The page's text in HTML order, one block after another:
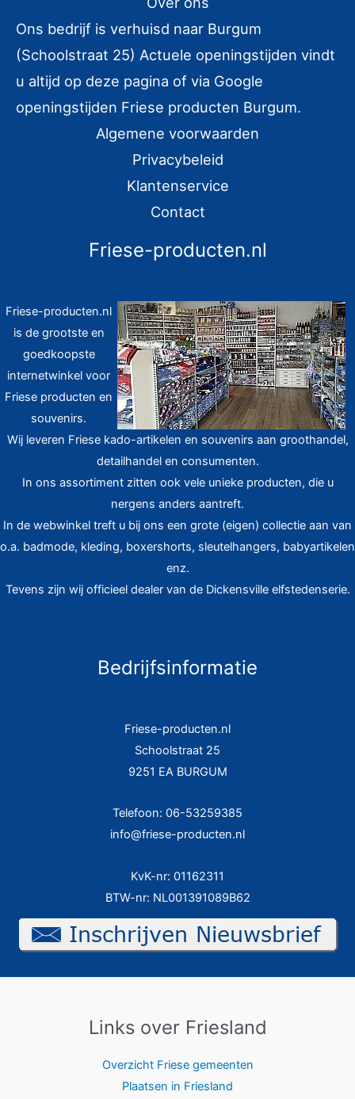
n
a
a
r
Ons bedrijf is verhuisd naar Burgum
(Schoolstraat 25) Actuele openingstijden vindt
u altijd op deze pagina of via Google
openingstijden Friese producten Burgum.
Algemene voorwaarden
Privacybeleid
Klantenservice
Contact
Friese-producten.nl
Friese-producten.nl
is de grootste en
goedkoopste
internetwinkel voor
Friese producten en
souvenirs.
Wij leveren Friese kado-artikelen en souvenirs aan groothandel,
detailhandel en consumenten.
In ons assortiment zitten ook vele unieke producten, die u
nergens anders aantreft.
In de webwinkel treft u bij ons een grote (eigen) collectie aan van
o.a. badmode, kleding, boxershorts, sleutelhangers, babyartikelen
enz.
Tevens zijn wij officieel dealer van de Dickensville elfstedenserie.
Bedrijfsinformatie
Friese-producten.nl
Schoolstraat 25
9251 EA BURGUM
Telefoon: 06-53259385
info@friese-producten.nl
KvK-nr: 01162311
BTW-nr: NL001391089B62
Links over Friesland
Overzicht Friese gemeenten
Plaatsen in Friesland